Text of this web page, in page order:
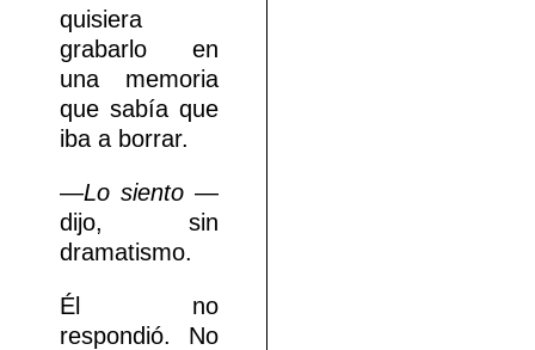
quisiera
grabarlo en
una memoria
que sabía que
iba a borrar.
—Lo siento —
dijo, sin
dramatismo.
Él no
respondió. No